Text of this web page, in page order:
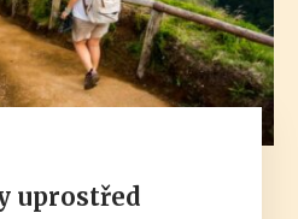
uprostřed